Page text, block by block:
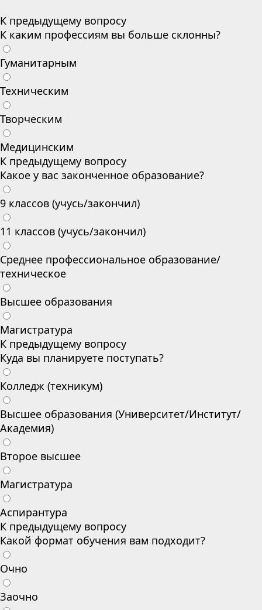
К предыдущему вопросу
К каким профессиям вы больше склонны?
Гуманитарным
Техническим
Творческим
Медицинским
К предыдущему вопросу
Какое у вас законченное образование?
9 классов (учусь/закончил)
11 классов (учусь/закончил)
Среднее профессиональное образование/
техническое
Высшее образования
Магистратура
К предыдущему вопросу
Куда вы планируете поступать?
Колледж (техникум)
Высшее образования (Университет/Институт/
Академия)
Второе высшее
Магистратура
Аспирантура
К предыдущему вопросу
Какой формат обучения вам подходит?
Очно
Заочно